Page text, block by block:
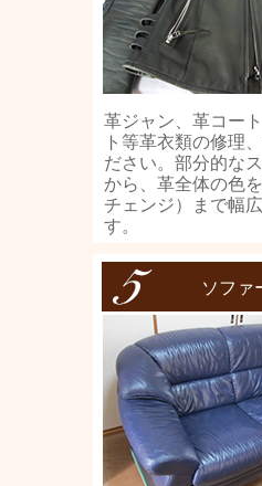
革ジャン、革コー
ト等革衣類の修理
ださい。部分的な
から、革全体の色
チェンジ）まで幅
す。
ソファ